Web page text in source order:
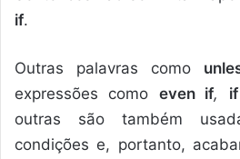
if.
Outras palavras como
expressões como even if,
outras são também
condições e, portanto,